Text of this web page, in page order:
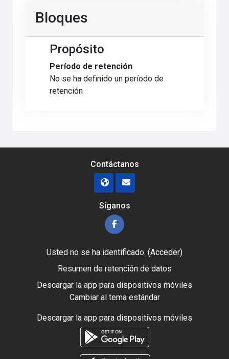
Bloques
Propósito
Período de retención
No se ha definido un período de
retención
Contáctanos
Síganos
Usted no se ha identificado. (Acceder)
Resumen de retención de datos
Descargar la app para dispositivos móviles
Cambiar al tema estándar
Descargar la app para dispositivos móviles